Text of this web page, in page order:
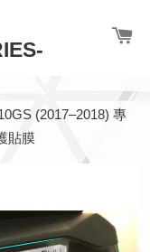
(2017–2018) 專
貼膜